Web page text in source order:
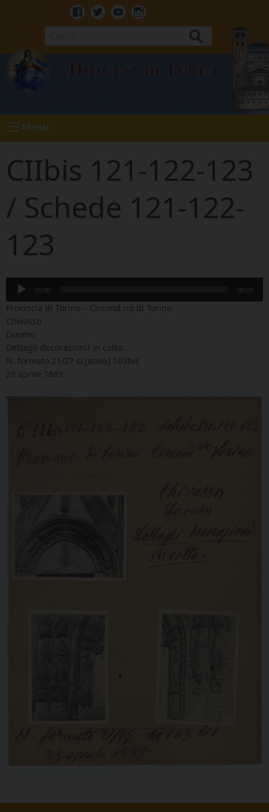
Facebook
TwitterYoutubeInstagram
Diocesi di Ivrea
Menu
CIIbis 121-122-123
/ Schede 121-122-
123
Audio
Player
00:00 00:00
Provincia di Torino – Circond.rio di Torino
Chivasso
Duomo
Dettagli decorazioni/ in cotto.
N. formato 21/27 sc[atola] 103bis
29 aprile 1889